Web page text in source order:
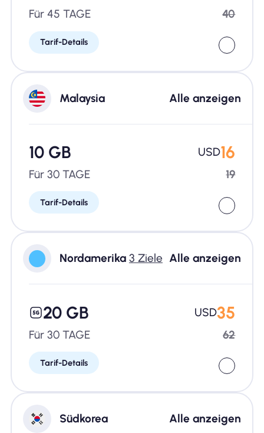
Für 45 TAGE
Tarif-Details
40
Malaysia Alle anzeigen
10 GB
Für 30 TAGE
Tarif-Details
USD16
19
Nordamerika 3 Ziele Alle anzeigen
20 GB
Für 30 TAGE
Tarif-Details
USD35
62
Südkorea Alle anzeigen